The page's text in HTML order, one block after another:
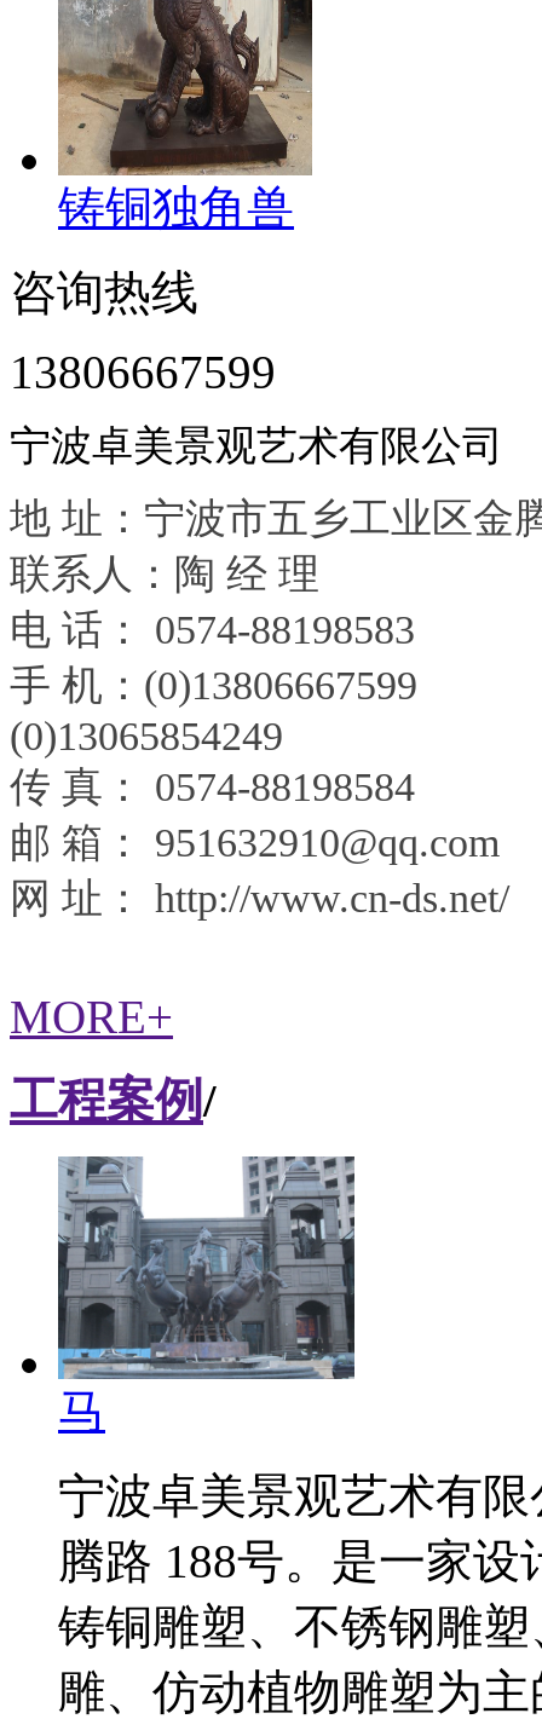
铸铜独角兽
咨询热线
13806667599
宁波卓美景观艺术有限公司
地 址：宁波市五乡工业区金
联系人：陶 经 理
电 话： 0574-88198583
手 机：(0)13806667599
(0)13065854249
传 真： 0574-88198584
邮 箱： 951632910@qq.com
网 址： http://www.cn-ds.net/
MORE+
工程案例/
马
宁波卓美景观艺术有
腾路 188号。是一家
铸铜雕塑、不锈钢雕
雕、仿动植物雕塑为